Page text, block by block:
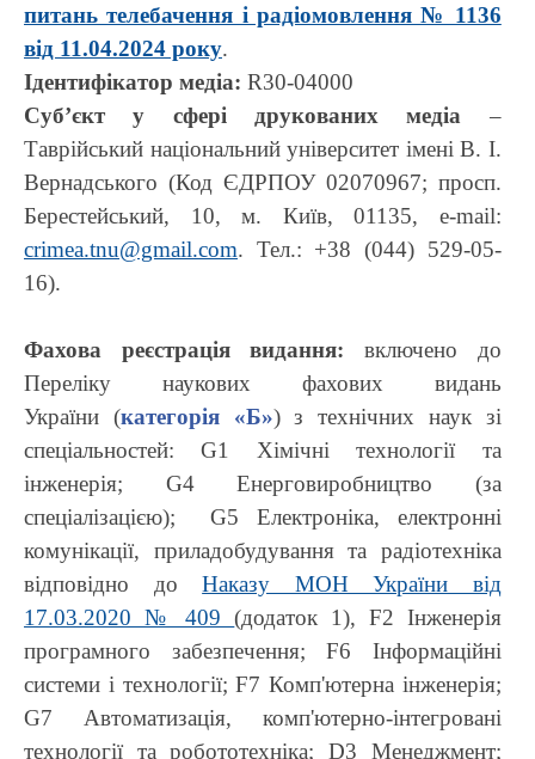
питань телебачення і радіомовлення № 1136
від 11.04.2024 року.
Ідентифікатор медіа: R30-04000
Суб’єкт у сфері друкованих медіа –
Таврійський національний університет імені В. І.
Вернадського (Код ЄДРПОУ 02070967; просп.
Берестейський, 10, м. Київ, 01135, e-mail:
crimea.tnu@gmail.com. Тел.: +38 (044) 529-05-
16).
Фахова реєстрація видання:включено до
Переліку наукових фахових видань
України (категорія «Б») з технічних наук зі
спеціальностей: G1 Хімічні технології та
інженерія; G4 Енерговиробництво (за
спеціалізацією); G5 Електроніка, електронні
комунікації, приладобудування та радіотехніка
відповідно доНаказу МОН України від
17.03.2020 № 409(додаток 1), F2 Інженерія
програмного забезпечення; F6 Інформаційні
системи і технології; F7 Комп'ютерна інженерія;
G7 Автоматизація, комп'ютерно-інтегровані
технології та робототехніка; D3 Менеджмент;